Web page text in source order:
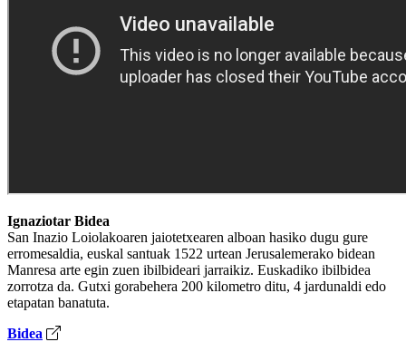
Ignaziotar Bidea
San Inazio Loiolakoaren jaiotetxearen alboan hasiko dugu gure
erromesaldia, euskal santuak 1522 urtean Jerusalemerako bidean
Manresa arte egin zuen ibilbideari jarraikiz. Euskadiko ibilbidea
zorrotza da. Gutxi gorabehera 200 kilometro ditu, 4 jardunaldi edo
etapatan banatuta.
Bidea